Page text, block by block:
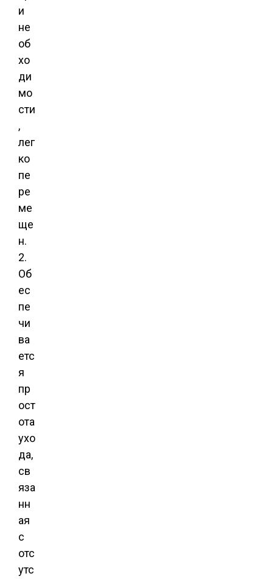
и
не
об
хо
ди
мо
сти
,
лег
ко
пе
ре
ме
ще
н.
2.
Об
ес
пе
чи
ва
етс
я
пр
ост
ота
ухо
да,
св
яза
нн
ая
с
отс
утс